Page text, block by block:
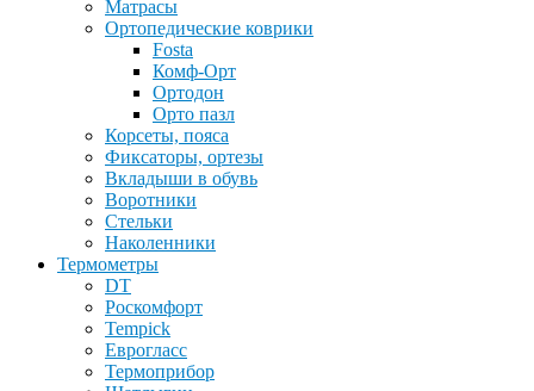
Матрасы
Ортопедические коврики
Fosta
Комф-Орт
Ортодон
Орто пазл
Корсеты, пояса
Фиксаторы, ортезы
Вкладыши в обувь
Воротники
Стельки
Наколенники
Термометры
DT
Роскомфорт
Tempick
Еврогласс
Термоприбор